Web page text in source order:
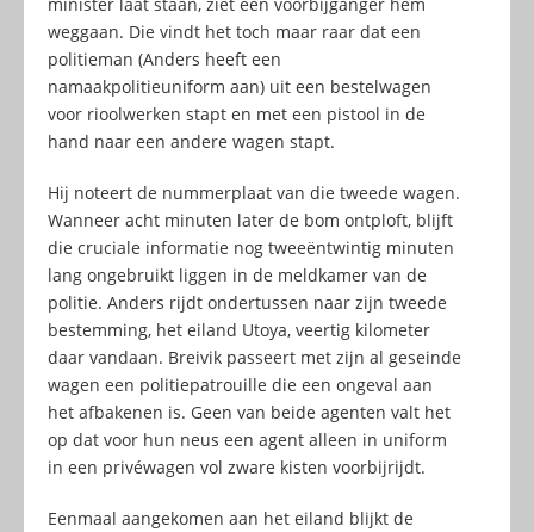
weggaan. Die vindt het toch maar raar dat een
politieman (Anders heeft een
namaakpolitieuniform aan) uit een bestelwagen
voor rioolwerken stapt en met een pistool in de
hand naar een andere wagen stapt.
Hij noteert de nummerplaat van die tweede wagen.
Wanneer acht minuten later de bom ontploft, blijft
die cruciale informatie nog tweeëntwintig minuten
lang ongebruikt liggen in de meldkamer van de
politie. Anders rijdt ondertussen naar zijn tweede
bestemming, het eiland Utoya, veertig kilometer
daar vandaan. Breivik passeert met zijn al geseinde
wagen een politiepatrouille die een ongeval aan
het afbakenen is. Geen van beide agenten valt het
op dat voor hun neus een agent alleen in uniform
in een privéwagen vol zware kisten voorbijrijdt.
Eenmaal aangekomen aan het eiland blijkt de